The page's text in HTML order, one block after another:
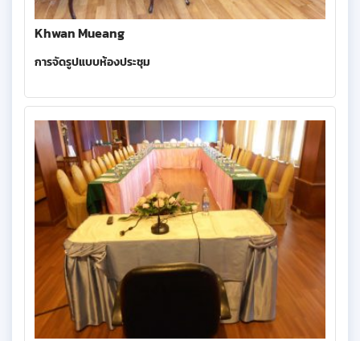
Khwan Mueang
การจัดรูปแบบห้องประชุม